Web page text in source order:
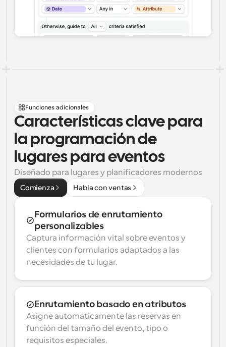
Funciones adicionales
Características clave para
la programación de
lugares para eventos
Diseñado para lugares y planificadores modernos
Comienza Habla con ventas
Formularios de enrutamiento
personalizables
Captura información vital sobre eventos y
clientes con formularios adaptados a las
necesidades de tu lugar.
Enrutamiento basado en atributos
Asigne automáticamente las reservas en
función del tamaño del evento, tipo o
requisitos especiales.